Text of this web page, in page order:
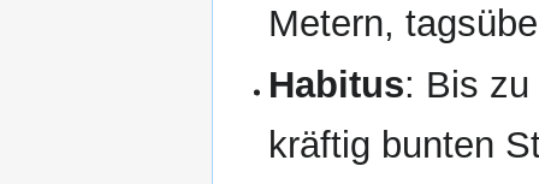
Metern,
Habitus: Bis
kräftig bunten